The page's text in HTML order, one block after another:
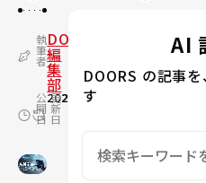
執
筆
者
DOORS
編
集
部
公
開
日
2022.09.05
更
新
日
2026.07.17
AI
DOORS の記事
す